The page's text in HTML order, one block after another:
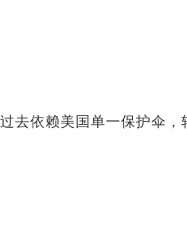
去依赖美国单一保护伞